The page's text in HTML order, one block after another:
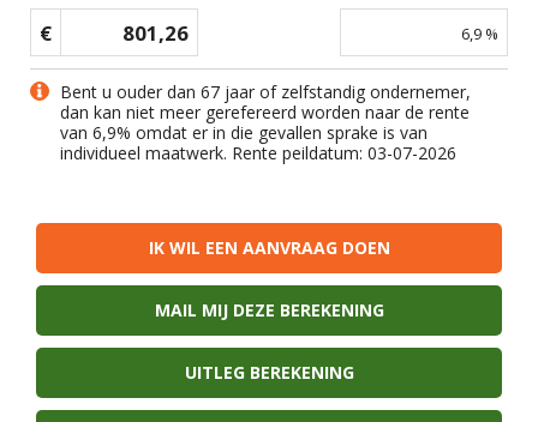
€ 801,26 6,9 %
Bent u ouder dan 67 jaar of zelfstandig ondernemer,
dan kan niet meer gerefereerd worden naar de rente
van 6,9% omdat er in die gevallen sprake is van
individueel maatwerk. Rente peildatum: 03-07-2026
IK WIL EEN AANVRAAG DOEN
MAIL MIJ DEZE BEREKENING
UITLEG BEREKENING